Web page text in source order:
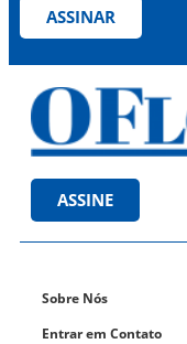
ASSINAR
ASSINE
Sobre Nós
Entrar em Contato